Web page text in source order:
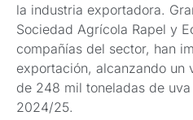
la industria exportadora.
Sociedad Agrícola Rapel y
compañías del sector, han
exportación, alcanzando un
de 248 mil toneladas de
2024/25.